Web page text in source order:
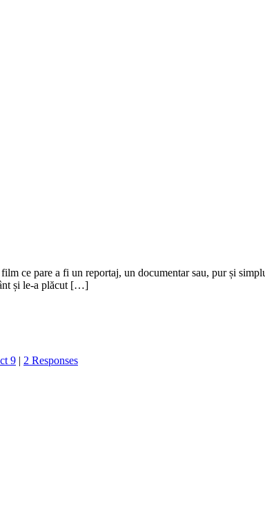
ce pare a fi un reportaj, un documentar sau, pur și
și le-a plăcut […]
9 | 2 Responses